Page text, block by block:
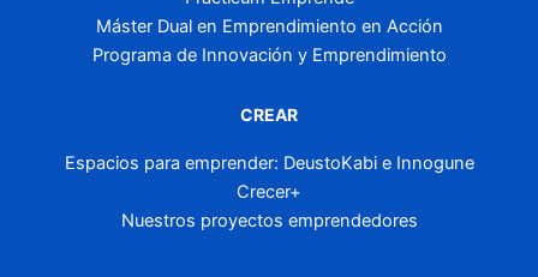
Máster Dual en Emprendimiento en Acción
Programa de Innovación y Emprendimiento
CREAR
Espacios para emprender: DeustoKabi e Innogune
Crecer+
Nuestros proyectos emprendedores